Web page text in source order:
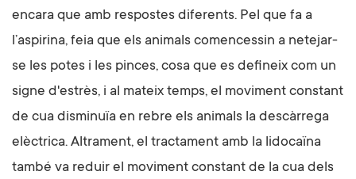
encara que amb respostes diferents. Pel que fa a
l’aspirina, feia que els animals comencessin a netejar-
se les potes i les pinces, cosa que es defineix com un
signe d'estrès, i al mateix temps, el moviment constant
de cua disminuïa en rebre els animals la descàrrega
elèctrica. Altrament, el tractament amb la lidocaïna
també va reduir el moviment constant de la cua dels